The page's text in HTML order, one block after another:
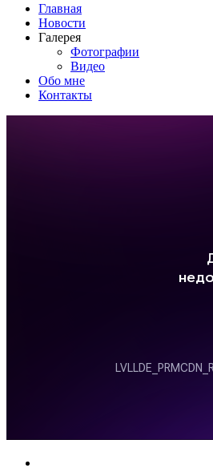
Главная
Новости
Галерея
Фотографии
Видео
Обо мне
Контакты